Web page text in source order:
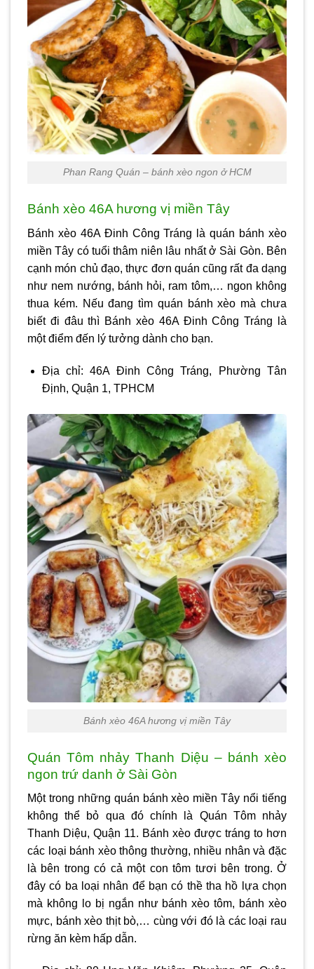
Phan Rang Quán – bánh xèo ngon ở HCM
Bánh xèo 46A hương vị miền Tây
Bánh xèo 46A Đinh Công Tráng là quán bánh xèo
miền Tây có tuổi thâm niên lâu nhất ở Sài Gòn. Bên
cạnh món chủ đạo, thực đơn quán cũng rất đa dạng
như nem nướng, bánh hỏi, ram tôm,… ngon không
thua kém. Nếu đang tìm quán bánh xèo mà chưa
biết đi đâu thì Bánh xèo 46A Đinh Công Tráng là
một điểm đến lý tưởng dành cho bạn.
Địa chỉ: 46A Đinh Công Tráng, Phường Tân
Định, Quận 1, TPHCM
Bánh xèo 46A hương vị miền Tây
Quán Tôm nhảy Thanh Diệu – bánh xèo
ngon trứ danh ở Sài Gòn
Một trong những quán bánh xèo miền Tây nổi tiếng
không thể bỏ qua đó chính là Quán Tôm nhảy
Thanh Diệu, Quận 11. Bánh xèo được tráng to hơn
các loại bánh xèo thông thường, nhiều nhân và đặc
là bên trong có cả một con tôm tươi bên trong. Ở
đây có ba loại nhân để bạn có thề tha hồ lựa chọn
mà không lo bị ngắn như bánh xèo tôm, bánh xèo
mực, bánh xèo thịt bò,… cùng với đó là các loại rau
rừng ăn kèm hấp dẫn.